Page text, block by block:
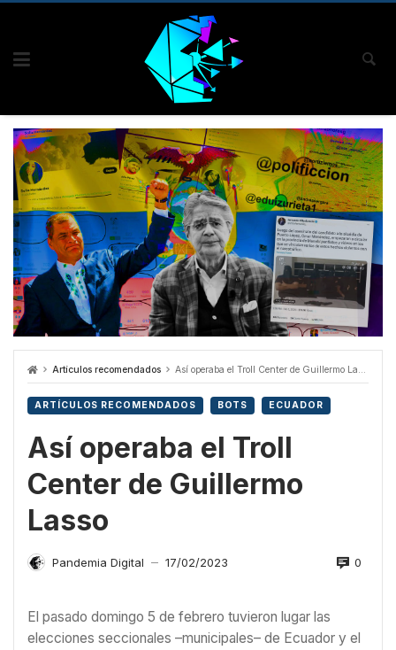
Artículos recomendados Así operaba el Troll Center de Guillermo Lasso
ARTÍCULOS RECOMENDADOS BOTS ECUADOR
Así operaba el Troll
Center de Guillermo
Lasso
Pandemia Digital — 17/02/2023 0
El pasado domingo 5 de febrero tuvieron lugar las
elecciones seccionales –municipales– de Ecuador y el